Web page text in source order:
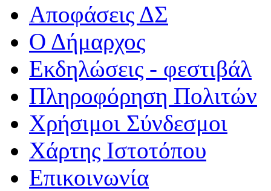
Αποφάσεις ΔΣ
Ο Δήμαρχος
Εκδηλώσεις - φεστιβάλ
Πληροφόρηση Πολιτών
Χρήσιμοι Σύνδεσμοι
Χάρτης Ιστοτόπου
Επικοινωνία